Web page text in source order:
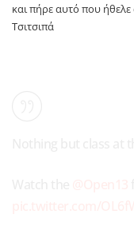
και πήρε αυτό που ήθελε
Τσιτσιπά